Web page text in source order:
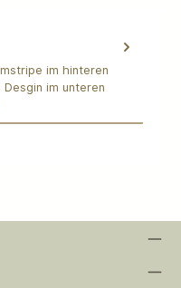
im hinteren
im unteren